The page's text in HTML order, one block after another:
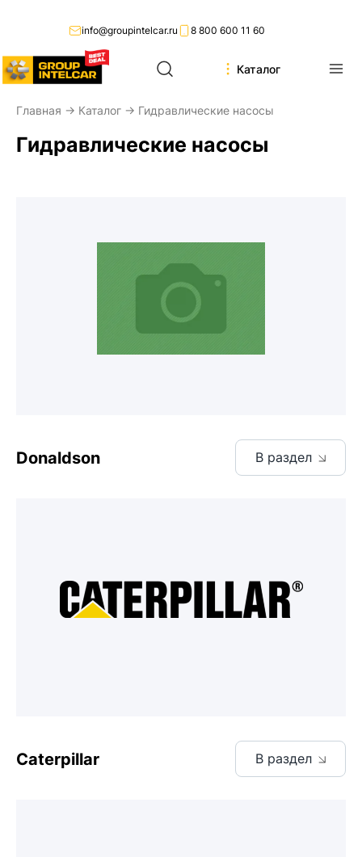
8 800 600 11 60
info@groupintelcar.ru
Каталог
Главная → Каталог → Гидравлические насосы
Гидравлические насосы
Donaldson В раздел
Caterpillar В раздел